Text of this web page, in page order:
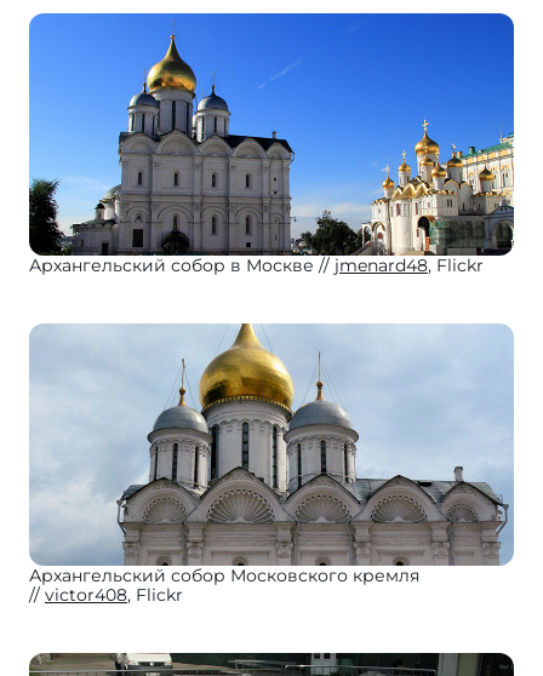
Архангельский собор в Москве jmenard48, Flickr
Архангельский собор Московского кремля
victor408, Flickr